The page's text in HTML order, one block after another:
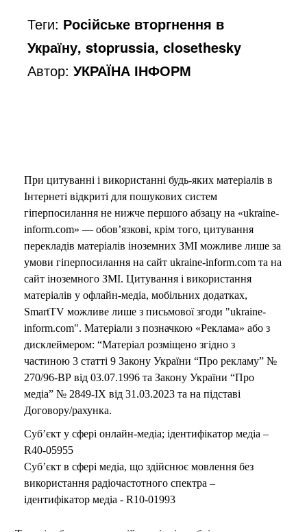
Теги: Російське вторгнення в
Україну, stoprussia, closethesky
Автор:УКРАЇНА ІНФОРМ
При цитуванні і використанні будь-яких матеріалів в
Інтернеті відкриті для пошукових систем
гіперпосилання не нижче першого абзацу на «ukraine-
inform.com» — обов’язкові, крім того, цитування
перекладів матеріалів іноземних ЗМІ можливе лише за
умови гіперпосилання на сайт ukraine-inform.com та на
сайт іноземного ЗМІ. Цитування і використання
матеріалів у офлайн-медіа, мобільних додатках,
SmartTV можливе лише з письмової згоди "ukraine-
inform.com". Матеріали з позначкою «Реклама» або з
дисклеймером: “Матеріал розміщено згідно з
частиною 3 статті 9 Закону України “Про рекламу” №
270/96-ВР від 03.07.1996 та Закону України “Про
медіа” № 2849-IX від 31.03.2023 та на підставі
Договору/рахунка.
Суб’єкт у сфері онлайн-медіа; ідентифікатор медіа –
R40-05955
Суб’єкт в сфері медіа, що здійснює мовлення без
використання радіочастотного спектра –
ідентифікатор медіа - R10-01993